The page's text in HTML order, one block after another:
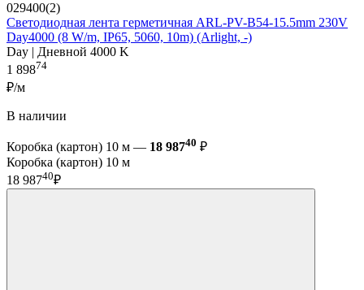
029400(2)
Светодиодная лента герметичная ARL-PV-B54-15.5mm 230V
Day4000 (8 W/m, IP65, 5060, 10m) (Arlight, -)
Day | Дневной 4000 K
1 89874
₽/м
В наличии
Коробка (картон) 10 м — 18 98740 ₽
Коробка (картон) 10 м
18 98740₽